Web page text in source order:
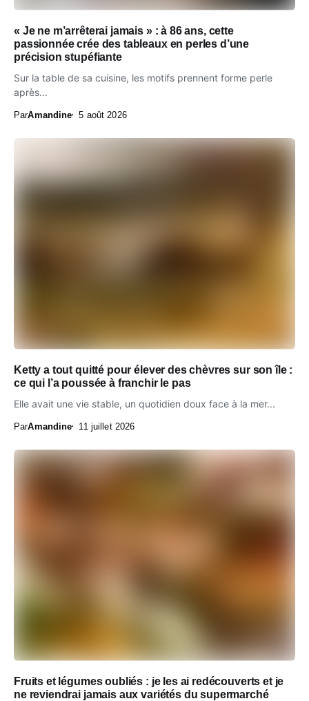
« Je ne m’arrêterai jamais » : à 86 ans, cette
passionnée crée des tableaux en perles d’une
précision stupéfiante
Sur la table de sa cuisine, les motifs prennent forme perle
après...
ParAmandine 5 août 2026
Ketty a tout quitté pour élever des chèvres sur son île :
ce qui l’a poussée à franchir le pas
Elle avait une vie stable, un quotidien doux face à la mer...
ParAmandine 11 juillet 2026
Fruits et légumes oubliés : je les ai redécouverts et je
ne reviendrai jamais aux variétés du supermarché